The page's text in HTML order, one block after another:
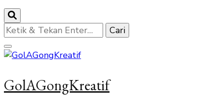
Mencari
Sesuatu?
GolAGongKreatif